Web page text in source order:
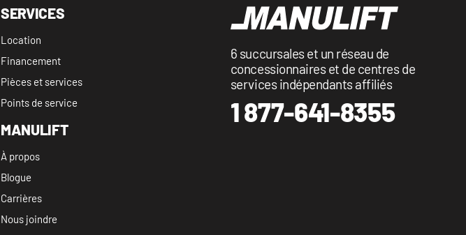
SERVICES
Location
Financement
Pièces et services
Points de service
MANULIFT
À propos
Blogue
Carrières
Nous joindre
6 succursales et un réseau de
concessionnaires et de centres de
services indépendants affiliés
1 877-641-8355